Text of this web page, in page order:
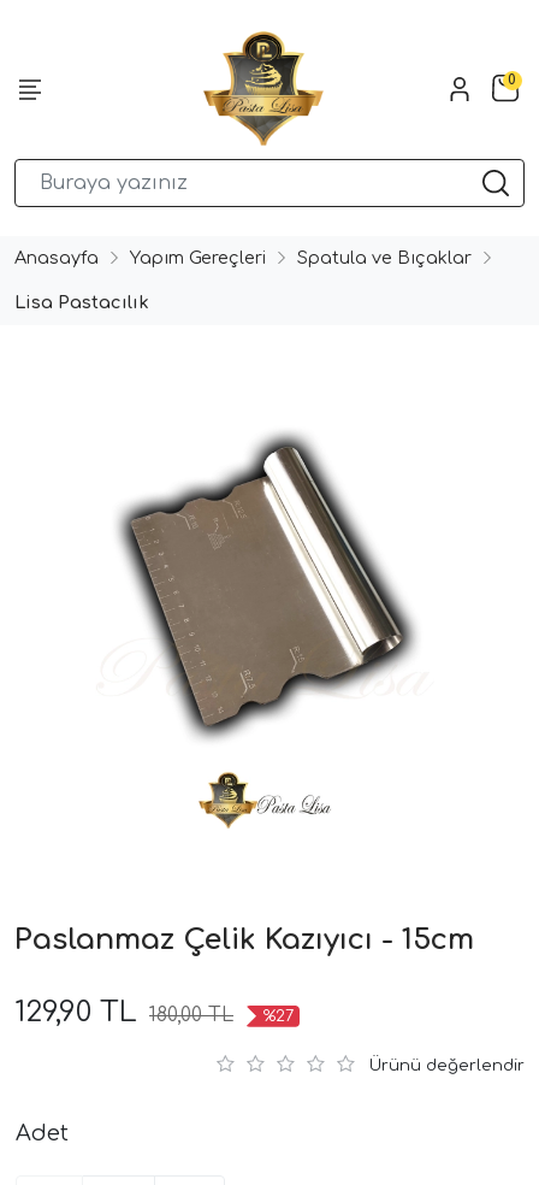
0
Anasayfa Yapım Gereçleri Spatula ve Bıçaklar
Lisa Pastacılık
Paslanmaz Çelik Kazıyıcı - 15cm
129,90 TL 180,00 TL %27
Ürünü değerlendir
Adet